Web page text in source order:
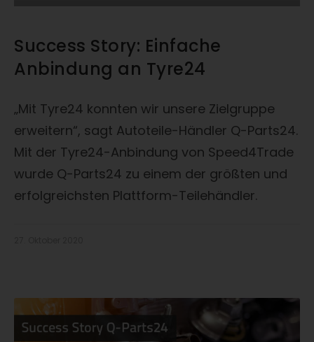
Success Story: Einfache
Anbindung an Tyre24
„Mit Tyre24 konnten wir unsere Zielgruppe
erweitern“, sagt Autoteile-Händler Q-Parts24.
Mit der Tyre24-Anbindung von Speed4Trade
wurde Q-Parts24 zu einem der größten und
erfolgreichsten Plattform-Teilehändler.